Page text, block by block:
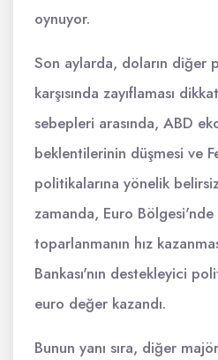
oynuyor.
Son aylarda, doların diğer
karşısında zayıflaması
sebepleri arasında, ABD
beklentilerinin düşmesi ve
politikalarına yönelik
zamanda, Euro
toparlanmanın hız
Bankası'nın destekleyici
euro değer kazandı.
Bunun yanı sıra, diğer